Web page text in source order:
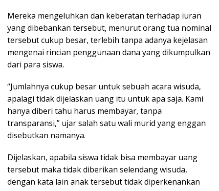
Mereka mengeluhkan dan keberatan terhadap iuran
yang dibebankan tersebut, menurut orang tua nominal
tersebut cukup besar, terlebih tanpa adanya kejelasan
mengenai rincian penggunaan dana yang dikumpulkan
dari para siswa.
“Jumlahnya cukup besar untuk sebuah acara wisuda,
apalagi tidak dijelaskan uang itu untuk apa saja. Kami
hanya diberi tahu harus membayar, tanpa
transparansi,” ujar salah satu wali murid yang enggan
disebutkan namanya.
Dijelaskan, apabila siswa tidak bisa membayar uang
tersebut maka tidak diberikan selendang wisuda,
dengan kata lain anak tersebut tidak diperkenankan